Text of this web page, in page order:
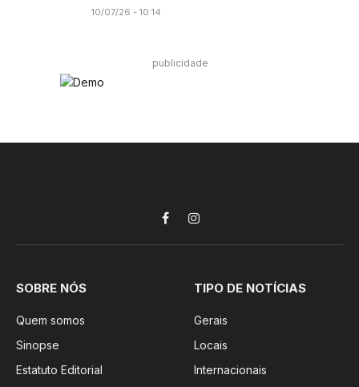
10/07/26 - 10:14
publicidade
FacebookInstagram
SOBRE NÓS
Quem somos
Sinopse
Estatuto Editorial
TIPO DE NOTÍCIAS
Gerais
Locais
Internacionais